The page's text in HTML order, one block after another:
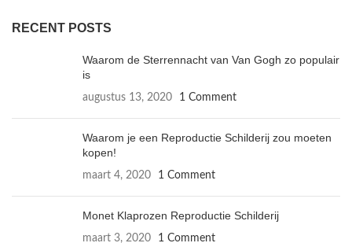
RECENT POSTS
Waarom de Sterrennacht van Van Gogh zo populair
is
augustus 13, 2020 1 Comment
Waarom je een Reproductie Schilderij zou moeten
kopen!
maart 4, 2020 1 Comment
Monet Klaprozen Reproductie Schilderij
maart 3, 2020 1 Comment